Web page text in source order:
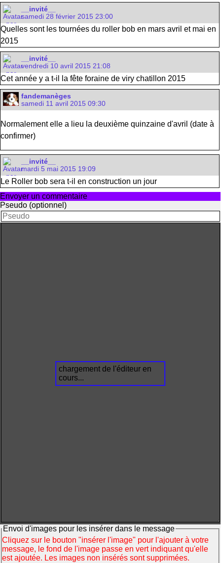
__invité__
samedi 28 février 2015 23:00
Quelles sont les tournées du roller bob en mars avril et mai en
2015
__invité__
vendredi 10 avril 2015 21:08
Cet année y a t-il la fête foraine de viry chatillon 2015
fandemanèges
samedi 11 avril 2015 09:30
Normalement elle a lieu la deuxième quinzaine d'avril (date à
confirmer)
__invité__
mardi 5 mai 2015 19:09
Le Roller bob sera t-il en construction un jour
Envoyer un commentaire
Pseudo (optionnel)
chargement de l'éditeur en
cours...
Envoi d'images pour les insérer dans le message
Cliquez sur le bouton "insérer l'image" pour l'ajouter à votre
message, le fond de l'image passe en vert indiquant qu'elle
est ajoutée. Les images non insérés sont supprimées.